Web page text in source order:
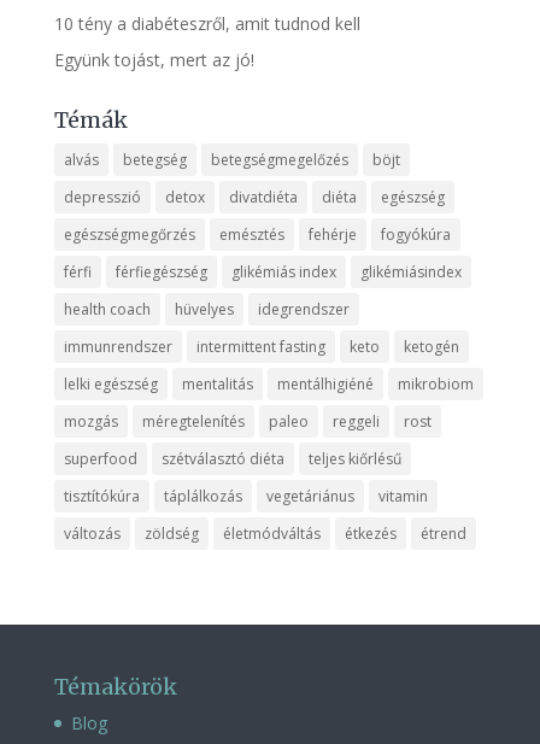
10 tény a diabéteszről, amit tudnod kell
Együnk tojást, mert az jó!
Témák
alvás betegség betegségmegelőzés
böjt
depresszió
detox divatdiéta diéta
egészség
egészségmegőrzés
emésztés fehérje
fogyókúra
férfi
férfiegészség glikémiás index
glikémiásindex
health coach
hüvelyes
idegrendszer
immunrendszer
intermittent fasting keto
ketogén
lelki egészség
mentalitás mentálhigiéné
mikrobiom
mozgás
méregtelenítés paleo reggeli
rost
superfood
szétválasztó diéta
teljes kiőrlésű
tisztítókúra
táplálkozás vegetáriánus
vitamin
változás
zöldség életmódváltás étkezés étrend
Témakörök
Blog